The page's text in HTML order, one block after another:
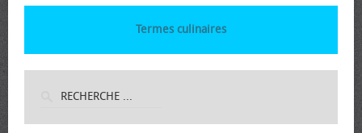
Termes culinaires